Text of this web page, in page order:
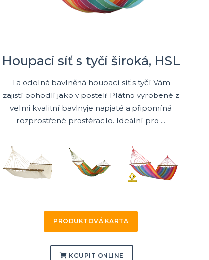
Houpací síť s tyčí široká, HSL
Ta odolná bavlněná houpací síť s tyčí Vám
zajistí pohodlí jako v posteli! Plátno vyrobené z
velmi kvalitní bavlnyje napjaté a připomíná
rozprostřené prostěradlo. Ideální pro ...
PRODUKTOVÁ KARTA
KOUPIT ONLINE